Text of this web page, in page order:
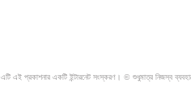
এটি এই প্রকাশনার একটি ইন্টারনেট সংস্করণ। © শুধুমাত্র নিজস্ব